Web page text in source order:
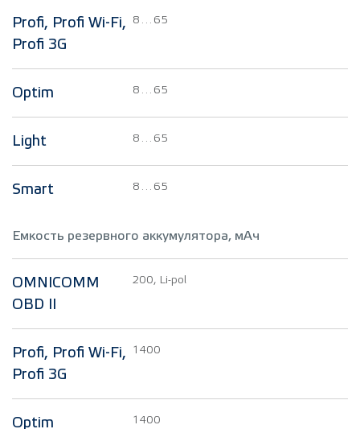
Profi, Profi Wi-Fi,
Profi 3G
8…65
Optim 8…65
Light 8…65
Smart 8…65
Емкость резервного аккумулятора, мАч
OMNICOMM
OBD II
200, Li-pol
Profi, Profi Wi-Fi,
Profi 3G
1400
Optim 1400